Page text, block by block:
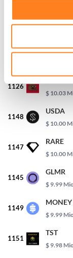
1142
1144
EUSD
1126
$ 10.03
1148
USDA
$ 10.00
1147
RARE
$ 10.00
1145
GLMR
$ 9.99
1149
MONEY
$ 9.99
1151
TST
$ 9.98